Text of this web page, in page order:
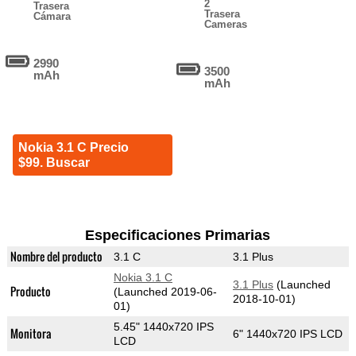
Trasera
Cámara
2990
mAh
Nokia 3.1 C Precio
$99. Buscar
2
Trasera
Cameras
3500
mAh
Especificaciones Primarias
Nombre del producto 3.1 C 3.1 Plus
Producto
Nokia 3.1 C
(Launched 2019-06-
01)
3.1 Plus(Launched
2018-10-01)
Monitora
5.45" 1440x720 IPS
LCD
6" 1440x720 IPS LCD